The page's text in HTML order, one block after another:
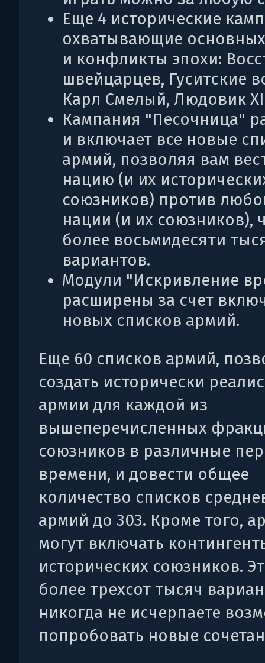
Еще 4 исторические
охватывающие
и конфликты эпохи:
швейцарцев, Гуситские
Карл Смелый, Людовик
Кампания "Песочница"
и включает все новые
армий, позволяя вам
нацию (и их
союзников) против
нации (и их союзников),
более восьмидесяти
вариантов.
Модули "Искривление
расширены за счет
новых списков армий.
Еще 60 списков армий,
создать исторически
армии для каждой из
вышеперечисленных
союзников в различные
времени, и довести общее
количество списков
армий до 303. Кроме того,
могут включать
исторических союзников.
более трехсот тысяч
никогда не исчерпаете
попробовать новые